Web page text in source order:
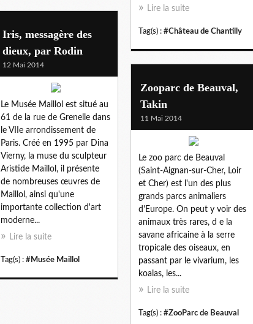
Lire la suite
Tag(s) : #Château de Chantilly
Iris, messagère des
dieux, par Rodin
12 Mai 2014
Le Musée Maillol est situé au
61 de la rue de Grenelle dans
le VIIe arrondissement de
Paris. Créé en 1995 par Dina
Vierny, la muse du sculpteur
Aristide Maillol, il présente
de nombreuses œuvres de
Maillol, ainsi qu'une
importante collection d'art
moderne...
Lire la suite
Tag(s) : #Musée Maillol
Zooparc de Beauval,
Takin
11 Mai 2014
Le zoo parc de Beauval
(Saint-Aignan-sur-Cher, Loir
et Cher) est l'un des plus
grands parcs animaliers
d'Europe. On peut y voir des
animaux très rares, d e la
savane africaine à la serre
tropicale des oiseaux, en
passant par le vivarium, les
koalas, les...
Lire la suite
Tag(s) : #ZooParc de Beauval